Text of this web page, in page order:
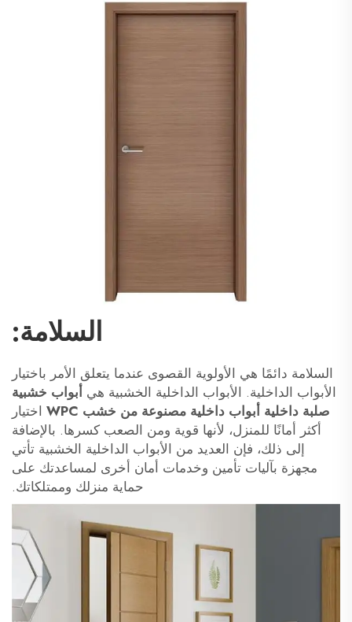
السلامة:
السلامة دائمًا هي الأولوية القصوى عندما يتعلق الأمر باختيار
الأبواب الداخلية. الأبواب الداخلية الخشبية هي أبواب خشبية
صلبة داخلية أبواب داخلية مصنوعة من خشب WPC
اختيار
أكثر أمانًا للمنزل، لأنها قوية ومن الصعب كسرها. بالإضافة
إلى ذلك، فإن العديد من الأبواب الداخلية الخشبية تأتي
مجهزة بآليات تأمين وخدمات أمان أخرى لمساعدتك على
حماية منزلك وممتلكاتك.